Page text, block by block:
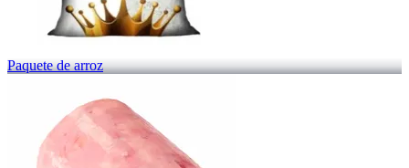
Paquete de arroz